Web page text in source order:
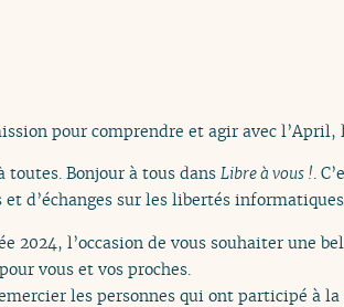
pour comprendre et agir avec
toutes. Bonjour à tous dans Libre à vous !.
d’échanges sur les libertés
2024, l’occasion de vous souhaiter une
vous et vos proches.
les personnes qui ont participé à